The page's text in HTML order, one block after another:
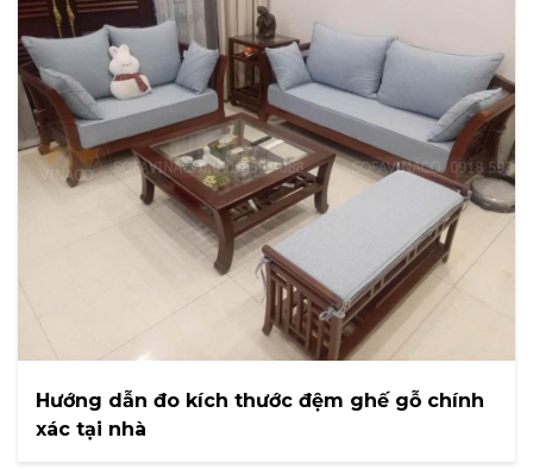
Hướng dẫn đo kích thước đệm ghế gỗ chính
xác tại nhà